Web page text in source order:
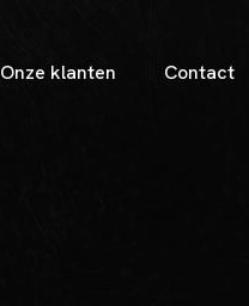
Onze klanten Contact